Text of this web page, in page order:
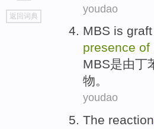
go
top
返回词典
youdao
MBS is graft
presence of
MBS是由丁
物。
youdao
The reaction